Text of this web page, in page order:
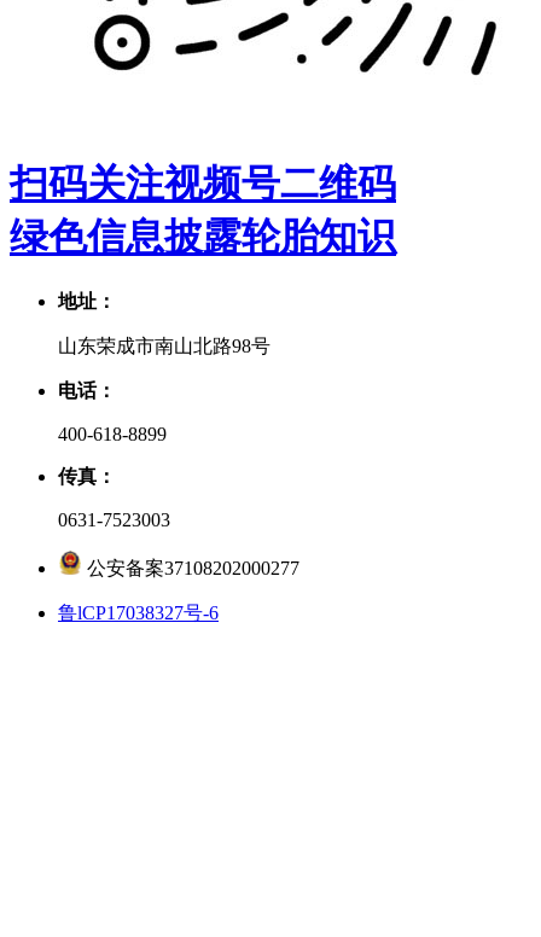
扫码关注视频号二维码
绿色信息披露轮胎知识
地址：
山东荣成市南山北路98号
电话：
400-618-8899
传真：
0631-7523003
公安备案37108202000277
鲁lCP17038327号-6